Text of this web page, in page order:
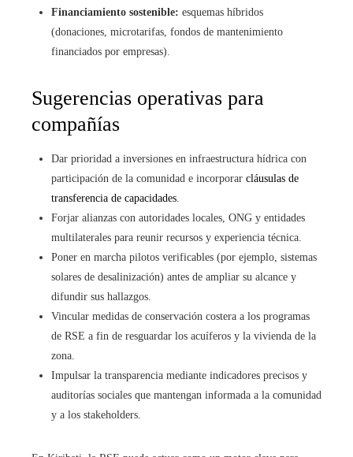
Financiamiento sostenible: esquemas híbridos
(donaciones, microtarifas, fondos de mantenimiento
financiados por empresas).
Sugerencias operativas para
compañías
Dar prioridad a inversiones en infraestructura hídrica con
participación de la comunidad e incorporar cláusulas de
transferencia de capacidades.
Forjar alianzas con autoridades locales, ONG y entidades
multilaterales para reunir recursos y experiencia técnica.
Poner en marcha pilotos verificables (por ejemplo, sistemas
solares de desalinización) antes de ampliar su alcance y
difundir sus hallazgos.
Vincular medidas de conservación costera a los programas
de RSE a fin de resguardar los acuíferos y la vivienda de la
zona.
Impulsar la transparencia mediante indicadores precisos y
auditorías sociales que mantengan informada a la comunidad
y a los stakeholders.